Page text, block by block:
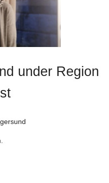
under Region